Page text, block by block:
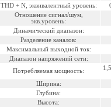
THD + N, эквивалентный уровень:
Отношение сигнал/шум,
экв.уровень:
Динамический диапазон:
Разделение каналов:
Максимальный выходной ток:
Диапазон напряжений сети:
Потребляемая мощность:
Ширина:
Глубина:
Высота: